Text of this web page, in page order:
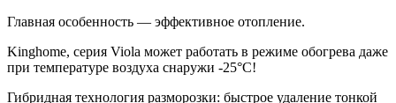
Главная особенность — эффективное отопление.
Kinghome, серия Viola может работать в режиме обогрева даже
при температуре воздуха снаружи -25°С!
Гибридная технология разморозки: быстрое удаление тонкой